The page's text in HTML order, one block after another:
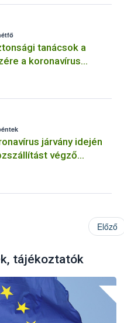
tanácsok a
a koronavírus
járvány idején
végző
Előző
tájékoztatók